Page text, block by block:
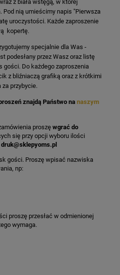
z biała wstęgą, w której
Pod nią umieścimy napis "Pierwsza
uroczystości. Każde zaproszenie
kopertę.
specjalnie dla Was -
podesłany przez Wasz oraz listę
gości. Do każdego zaproszenia
z bliźniaczą grafiką oraz z krótkimi
przybycie.
znajdą Państwo na naszym
proszę wgrać do
się przy opcji wyboru ilości
druk@sklepyoms.pl
gości. Proszę wpisać nazwiska
np:
proszę przesłać w odmienionej
wymaga.